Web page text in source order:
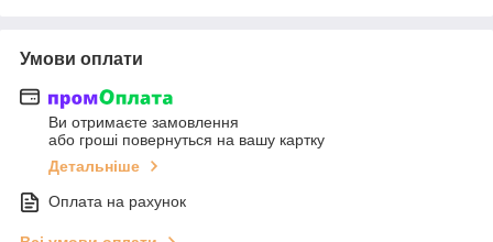
Умови оплати
Ви отримаєте замовлення
або гроші повернуться на вашу картку
Детальніше
Оплата на рахунок